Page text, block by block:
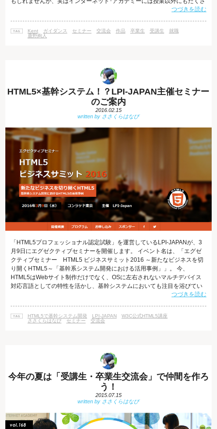
んのセミナーやイベントをご用意しています。 本日はその一部を少しだけ
話するセミナーです。受講生様、卒業生様であればどなたでも無料でご参
加いただくことが可能です。 受講生・卒業生の方を採用したいと、毎日、
つづきを読む
Kent ガイダンス セミナー 交流会 作品 卒業生 受講生
就職
鹿野絢人
HTML5×基幹システム！？LPI-JAPAN主催セミナー
のご案内
2016.02.15
「HTML5プロフェッショナル認定試験」を運営しているLPI-JAPANが、3
月9日にエグゼクティブセミナーを開催します。 イベント名は、「エグゼ
クティブセミナー HTML5 ビジネスサミット2016 ～新たなビジネスを切
り開くHTML5～「基幹系システム開発における活用事例」」。 今、
HTML5はWebサイト制作だけでなく、OSに左右されないマルチデバイス
対応言語としての特性を活かし、基幹システムにおいても注目を浴びてい
ます。 セミナーでは、そんなHTMl5を活用して成功している企業の方々が
起など、幅広い場面で活用できる"...ということを知る良いき
つづきを読む
HTML5で基幹システム開発 LPI-JAPAN
W3C公式HTML5講座
ささくらはなび
セミナー 交流会
今年の夏は「受講生・卒業生交流会」で仲間を作ろ
う！
2015.07.15